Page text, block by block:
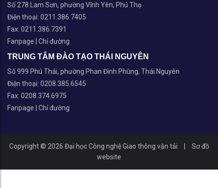
Số 278 Lam Sơn, phường Vĩnh Yên, Phú Thọ
Điện thoại: 0211.386.7405
Fax: 0211.386.7391
Fanpage
Chỉ đường
TRUNG TÂM ĐÀO TẠO THÁI NGUYÊN
Số 999 Phú Thái, phường Phan Đình Phùng, Thái Nguyên
Điện thoại: 0208.385.6545
Fax: 0208.374.6975
Fanpage
Chỉ đường
Copyright © 2026 Đại học Công nghệ Giao thông vận tải
Sơ đồ
website